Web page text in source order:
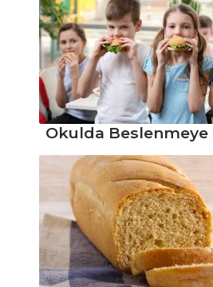
Verdure Tarifi, Nasıl
Yapılır?
Sebzeli Bulgur
Pilavı Tarifi, Nasıl
Yapılır?
Pilav ve Makarna
Okulda Beslenmeye